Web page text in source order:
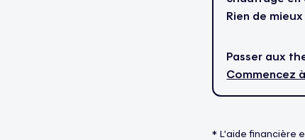
Rien de
Passer aux
Commencez
* L’aide financière